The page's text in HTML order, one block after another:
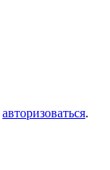
авторизоваться.